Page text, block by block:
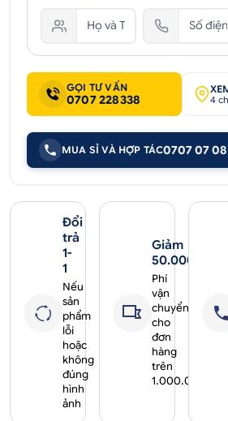
GỌI TƯ VẤN
0707 228338 4
MUA SỈ VÀ HỢP TÁC0707 07
Đổi
trả
1-
1
Nếu
sản
phẩm
lỗi
hoặc
không
đúng
hình
ảnh
Giảm
50.000₫
Phí
vận
chuyển
cho
đơn
hàng
trên
1.000.000₫